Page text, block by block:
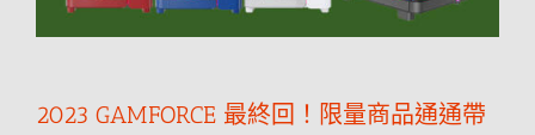
2023 GAMFORCE 最終回！限量商品通通帶